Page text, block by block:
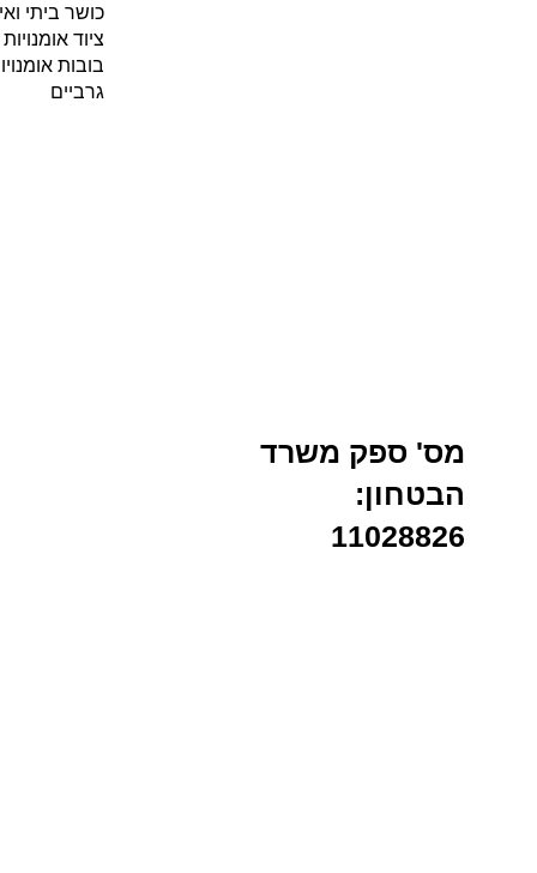
כושר ביתי
ציוד
בובות
גרביים
מס' ספק משרד
הבטחון:
11028826